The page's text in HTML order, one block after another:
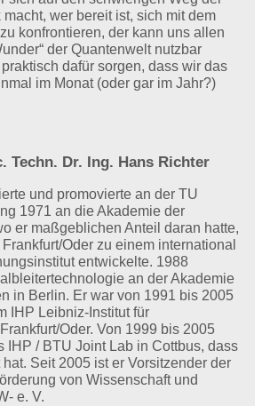
wer bereit ist, sich mit dem
konfrontieren, der kann uns allen
der Quantenwelt nutzbar
dafür sorgen, dass wir das
im Monat (oder gar im Jahr?)
Techn. Dr. Ing. Hans Richter
und promovierte an der TU
1971 an die Akademie der
er maßgeblichen Anteil daran hatte,
Oder zu einem international
entwickelte. 1988
an der Akademie
in Berlin. Er war von 1991 bis 2005
IHP Leibniz-Institut für
Oder. Von 1999 bis 2005
IHP / BTU Joint Lab in Cottbus, dass
Seit 2005 ist er Vorsitzender der
von Wissenschaft und
e. V.